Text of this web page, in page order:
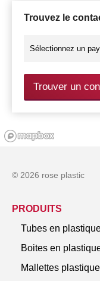
Trouvez le
Trouver un
© 2026 rose plastic
PRODUITS
Tubes en
Boites en
Mallettes plastique